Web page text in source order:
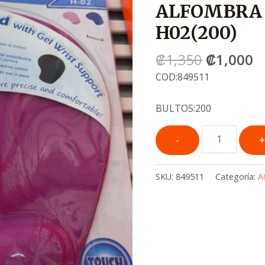
H02(200)
₡1,350
era:
.
₡1,350
₡1,000
COD:849511
BULTOS:200
SKU:849511 Categoría: